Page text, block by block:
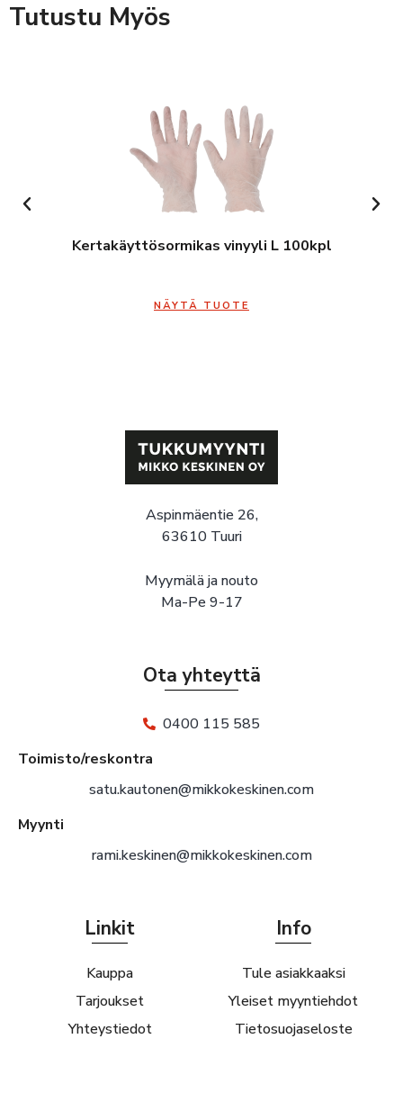
Tutustu Myös
Kertakäyttösormikas vinyyli L 100kpl
NÄYTÄ TUOTE
Aspinmäentie 26,
63610 Tuuri
Myymälä ja nouto
Ma-Pe 9-17
Ota yhteyttä
0400 115 585
Toimisto/reskontra
satu.kautonen@mikkokeskinen.com
Myynti
rami.keskinen@mikkokeskinen.com
Linkit
Kauppa
Tarjoukset
Yhteystiedot
Info
Tule asiakkaaksi
Yleiset myyntiehdot
Tietosuojaseloste